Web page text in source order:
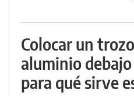
Colocar un
aluminio
para qué sirve